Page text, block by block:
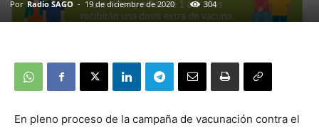
Por Radio SAGO - 19 de diciembre de 2020 304
En pleno proceso de la campaña de vacunación contra el